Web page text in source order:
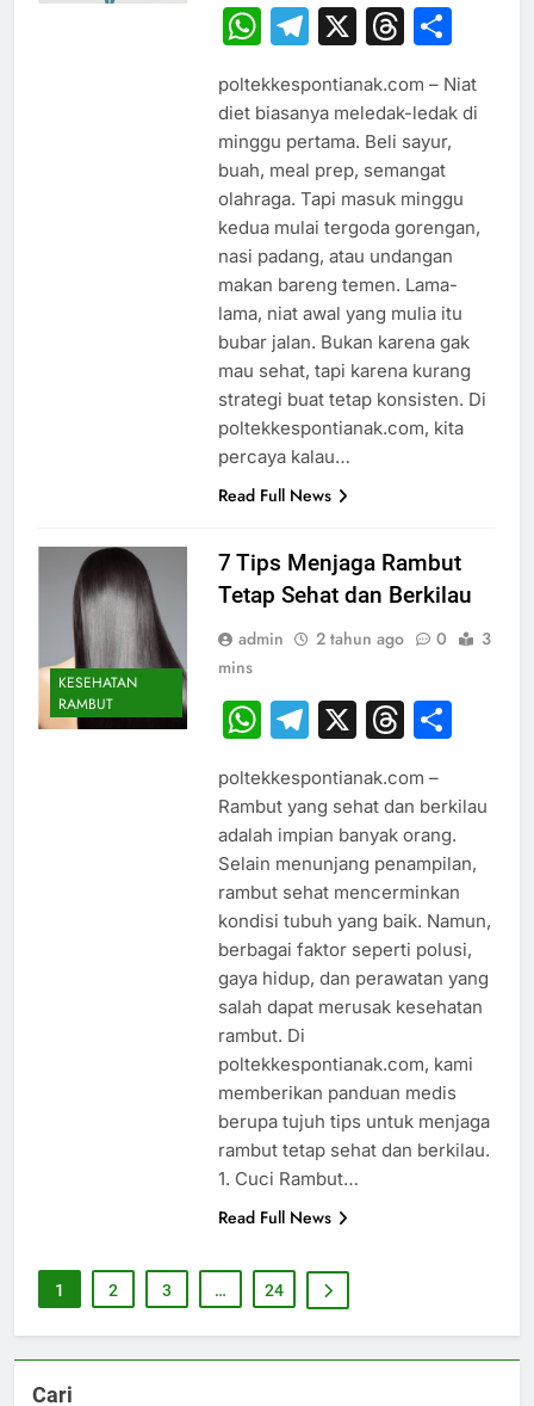
WhatsApp
Telegram
X
poltekkespontianak.com – Niat
diet biasanya meledak-ledak di
minggu pertama. Beli sayur,
buah, meal prep, semangat
olahraga. Tapi masuk minggu
kedua mulai tergoda gorengan,
nasi padang, atau undangan
makan bareng temen. Lama-
lama, niat awal yang mulia itu
bubar jalan. Bukan karena gak
mau sehat, tapi karena kurang
strategi buat tetap konsisten. Di
poltekkespontianak.com, kita
percaya kalau…
Read Full News
KESEHATAN
RAMBUT
7 Tips Menjaga Rambut
Tetap Sehat dan Berkilau
admin 2 tahun ago 0
3
mins
WhatsApp
Telegram
X
poltekkespontianak.com –
Rambut yang sehat dan berkilau
adalah impian banyak orang.
Selain menunjang penampilan,
rambut sehat mencerminkan
kondisi tubuh yang baik. Namun,
berbagai faktor seperti polusi,
gaya hidup, dan perawatan yang
salah dapat merusak kesehatan
rambut. Di
poltekkespontianak.com, kami
memberikan panduan medis
berupa tujuh tips untuk menjaga
rambut tetap sehat dan berkilau.
1. Cuci Rambut…
Read Full News
1 2 3 … 24
Cari